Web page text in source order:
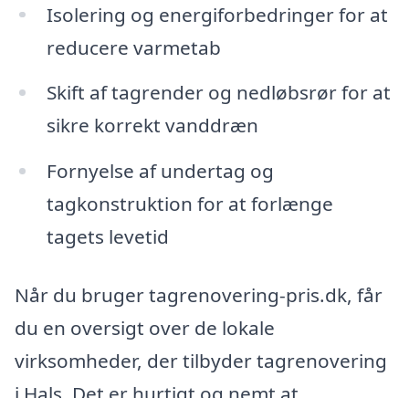
Isolering og energiforbedringer for at
reducere varmetab
Skift af tagrender og nedløbsrør for at
sikre korrekt vanddræn
Fornyelse af undertag og
tagkonstruktion for at forlænge
tagets levetid
Når du bruger tagrenovering-pris.dk, får
du en oversigt over de lokale
virksomheder, der tilbyder tagrenovering